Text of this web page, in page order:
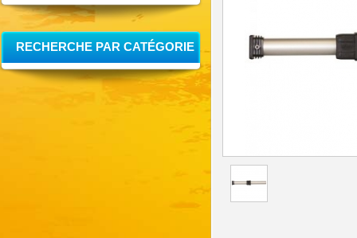
RECHERCHE PAR CATÉGORIE